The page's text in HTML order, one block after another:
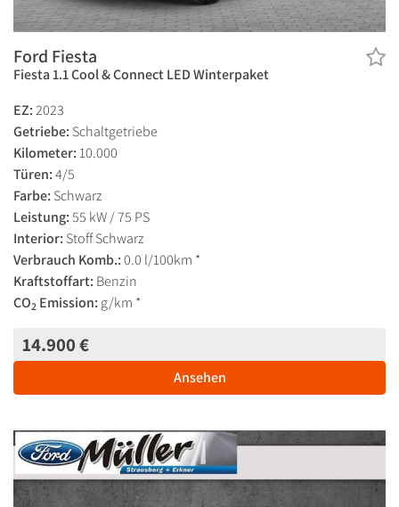
Ford Fiesta
Fiesta 1.1 Cool & Connect LED Winterpaket
EZ:2023
Getriebe: Schaltgetriebe
Kilometer: 10.000
Türen:4/5
Farbe: Schwarz
Leistung:55 kW / 75 PS
Interior: Stoff Schwarz
Verbrauch Komb.:0.0 l/100km *
Kraftstoffart: Benzin
CO2 Emission: g/km *
14.900 €
Ansehen